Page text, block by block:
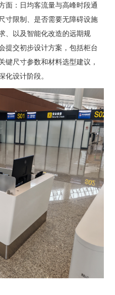
面：日均客流量与高峰时段通
寸限制、是否需要无障碍设施
、以及智能化改造的远期规
提交初步设计方案，包括柜台
键尺寸参数和材料选型建议，
化设计阶段。